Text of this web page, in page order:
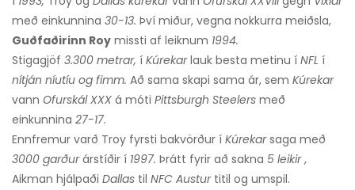
með einkunnina 30-13. Því miður, vegna nokkurra meiðsla,
Guðfaðirinn Roy missti af leiknum 1994.
Stigagjöf 3.300 metrar, í Kúrekarlauk besta metinu í NFL í
nítján níutíu og fimm. Að sama skapi sama ár, sem Kúrekar
vann Ofurskál XXX á móti Pittsburgh Steelers með
einkunnina 27-17.
Ennfremur varð Troy fyrsti bakvörður í Kúrekarsaga með
3000 garðurárstíðir í 1997. Þrátt fyrir að sakna 5 leikir,
Aikman hjálpaði Dallas til NFC Austurtitil og umspil.